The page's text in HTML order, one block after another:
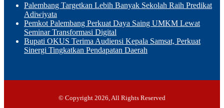
Palembang Targetkan Lebih Banyak Sekolah Raih Predikat
Adiwiyata
Pemkot Palembang Perkuat Daya Saing UMKM Lewat
Seminar Transformasi Digital
Bupati OKUS Terima Audiensi Kepala Samsat, Perkuat
Sinergi Tingkatkan Pendapatan Daerah
© Copyright 2026, All Rights Reserved